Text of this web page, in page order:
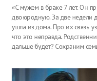
«С мужем в браке 7 лет. Он
двоюродную. За две недели
ушла из дома. Про их связь
что это неправда.
дальше будет? Сохраним